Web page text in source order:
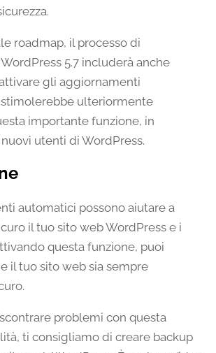
roadmap, il processo di
5.7 includerà anche
attivare gli aggiornamenti
ulteriormente
importante funzione, in
utenti di WordPress.
automatici possono aiutare a
il tuo sito web WordPress e i
questa funzione, puoi
il tuo sito web sia sempre
problemi con questa
ti consigliamo di creare backup